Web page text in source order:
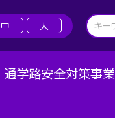
中 大
通学路安全対策事業